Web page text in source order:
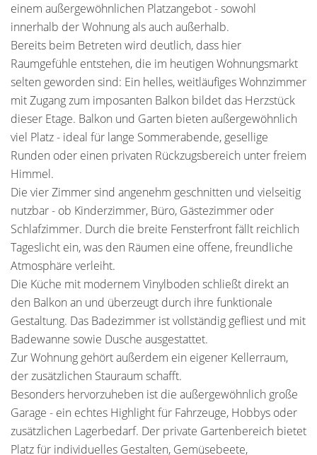
einem außergewöhnlichen Platzangebot - sowohl
innerhalb der Wohnung als auch außerhalb.
Bereits beim Betreten wird deutlich, dass hier
Raumgefühle entstehen, die im heutigen Wohnungsmarkt
selten geworden sind: Ein helles, weitläufiges Wohnzimmer
mit Zugang zum imposanten Balkon bildet das Herzstück
dieser Etage. Balkon und Garten bieten außergewöhnlich
viel Platz - ideal für lange Sommerabende, gesellige
Runden oder einen privaten Rückzugsbereich unter freiem
Himmel.
Die vier Zimmer sind angenehm geschnitten und vielseitig
nutzbar - ob Kinderzimmer, Büro, Gästezimmer oder
Schlafzimmer. Durch die breite Fensterfront fällt reichlich
Tageslicht ein, was den Räumen eine offene, freundliche
Atmosphäre verleiht.
Die Küche mit modernem Vinylboden schließt direkt an
den Balkon an und überzeugt durch ihre funktionale
Gestaltung. Das Badezimmer ist vollständig gefliest und mit
Badewanne sowie Dusche ausgestattet.
Zur Wohnung gehört außerdem ein eigener Kellerraum,
der zusätzlichen Stauraum schafft.
Besonders hervorzuheben ist die außergewöhnlich große
Garage - ein echtes Highlight für Fahrzeuge, Hobbys oder
zusätzlichen Lagerbedarf. Der private Gartenbereich bietet
Platz für individuelles Gestalten, Gemüsebeete,